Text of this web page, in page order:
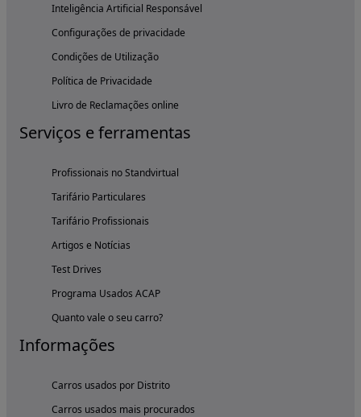
Inteligência Artificial Responsável
Configurações de privacidade
Condições de Utilização
Política de Privacidade
Livro de Reclamações online
Serviços e ferramentas
Profissionais no Standvirtual
Tarifário Particulares
Tarifário Profissionais
Artigos e Notícias
Test Drives
Programa Usados ACAP
Quanto vale o seu carro?
Informações
Carros usados por Distrito
Carros usados mais procurados